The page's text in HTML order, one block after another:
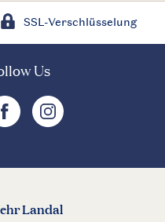
SSL-Verschlüsselung
Us
instagram
Landal